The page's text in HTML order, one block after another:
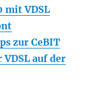
mit VDSL
zur CeBIT
auf der